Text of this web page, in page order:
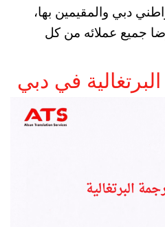
دبي والمقيمين بها،
جميع عملائه من كل
في دبي